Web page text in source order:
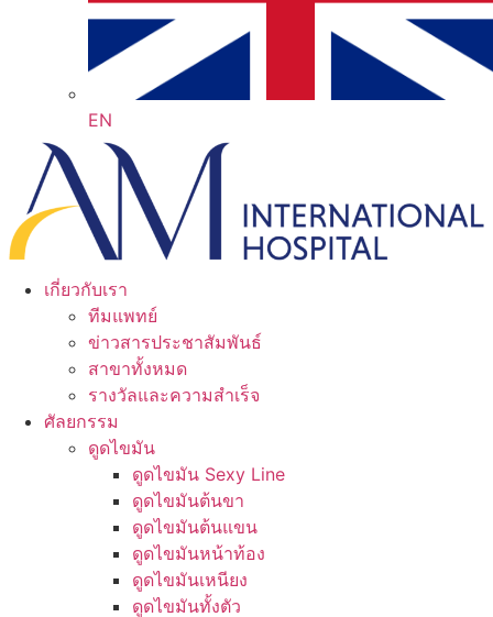
EN
เกี่ยวกับเรา
ทีมแพทย์
ข่าวสารประชาสัมพันธ์
สาขาทั้งหมด
รางวัลและความสำเร็จ
ศัลยกรรม
ดูดไขมัน
ดูดไขมัน Sexy Line
ดูดไขมันต้นขา
ดูดไขมันต้นแขน
ดูดไขมันหน้าท้อง
ดูดไขมันเหนียง
ดูดไขมันทั้งตัว